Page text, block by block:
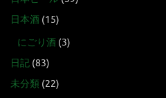
日本酒 (15)
にごり酒 (3)
日記 (83)
未分類 (22)